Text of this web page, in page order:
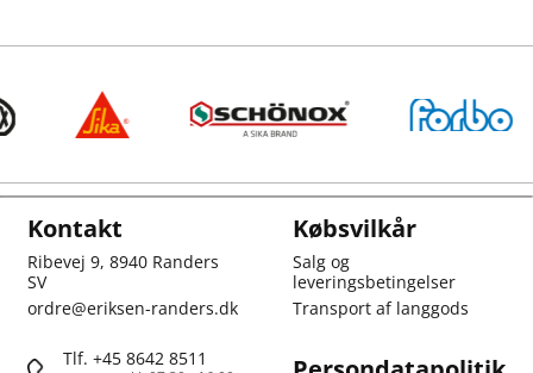
Kontakt
Ribevej 9, 8940 Randers
SV
ordre@eriksen-randers.dk
Tlf. +45 8642 8511
Købsvilkår
Salg og
leveringsbetingelser
Transport af langgods